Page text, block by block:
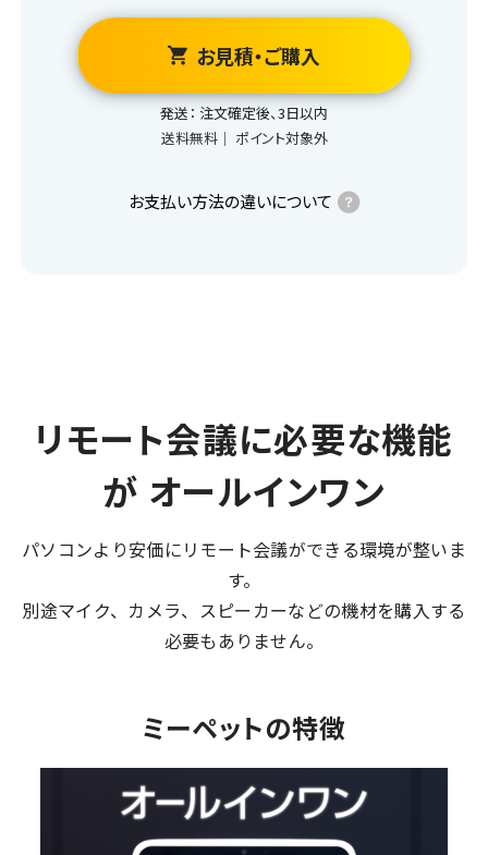
お見積・ご
発送： 注文確定後、3日以内
送料無料｜ ポイント対象外
お支払い方法の違いについて
リモート会議に必要な機能
が オールインワン
パソコンより安価にリモート会議ができる環境が整いま
す。
別途マイク、カメラ、スピーカーなどの機材を購入する
必要もありません。
ミーペットの特徴